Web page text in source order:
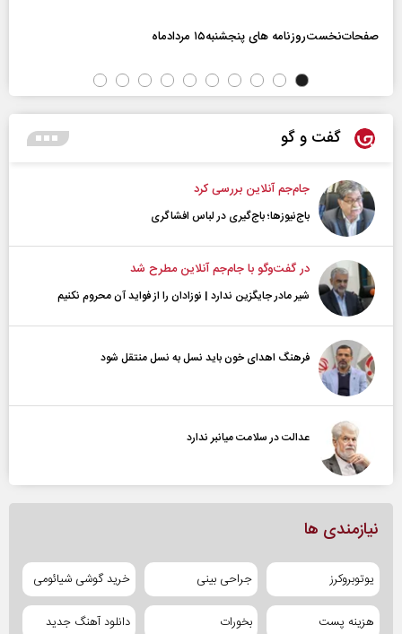
صفحات‌نخست‌روزنامه ها‌ی پنجشنبه‌۱۵ مردادماه
گفت و گو
جام‌جم آنلاین بررسی کرد
باج‌نیوزها؛ باج‌گیری در لباس افشاگری
در گفت‌و‌گو با جام‌جم آنلاین مطرح شد
شیر مادر جایگزین ندارد | نوزادان را از فواید آن محروم نکنیم
فرهنگ اهدای خون باید نسل به نسل منتقل شود
عدالت در سلامت میانبر ندارد
نیازمندی ها
یوتوبروکرز جراحی بینی خرید گوشی شیائومی
هزینه پست بخورات دانلود آهنگ جدید